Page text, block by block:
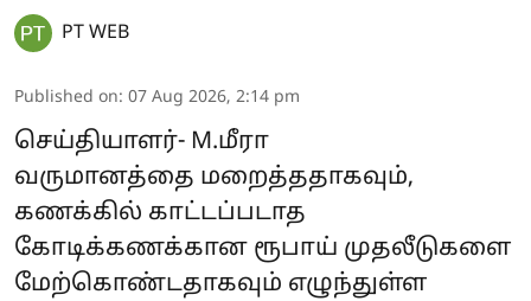
PT WEB
Published on: 07 Aug 2026, 2:14 pm
செய்தியாளர்- M.மீரா
வருமானத்தை மறைத்ததாகவும்,
கணக்கில் காட்டப்படாத
கோடிக்கணக்கான ரூபாய் முதலீடுகளை
மேற்கொண்டதாகவும் எழுந்துள்ள